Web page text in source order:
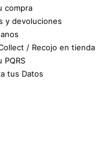
compra
y devoluciones
/ Recojo en tienda
PQRS
tus Datos